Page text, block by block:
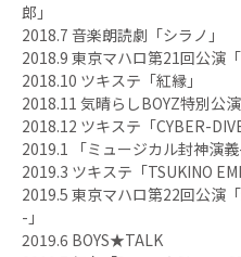
郎」
2018.7 音楽朗読劇「シラノ」
2018.9 東京マハロ第21回公演
2018.10 ツキステ「紅縁」
2018.11 気晴らしBOYZ特別公
2018.12 ツキステ「CYBER-
2019.1 「ミュージカル封神演
2019.3 ツキステ「TSUKINO
2019.5 東京マハロ第22回公演
-」
2019.6 BOYS★TALK